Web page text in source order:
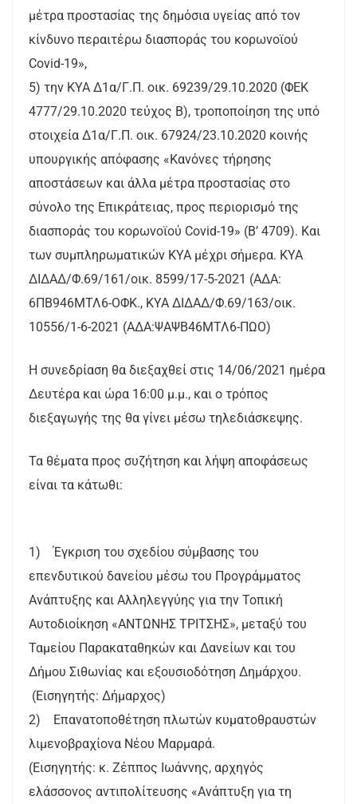
μέτρα προστασίας της δημόσια υγείας από τον
κίνδυνο περαιτέρω διασποράς του κορωνοϊού
Covid-19»,
5) την ΚΥΑ Δ1α/Γ.Π. οικ. 69239/29.10.2020 (ΦΕΚ
4777/29.10.2020 τεύχος Β), τροποποίηση της υπό
στοιχεία Δ1α/Γ.Π. οικ. 67924/23.10.2020 κοινής
υπουργικής απόφασης «Κανόνες τήρησης
αποστάσεων και άλλα μέτρα προστασίας στο
σύνολο της Επικράτειας, προς περιορισμό της
διασποράς του κορωνοϊού Covid-19» (Β’ 4709). Και
των συμπληρωματικών ΚΥΑ μέχρι σήμερα. ΚΥΑ
ΔΙΔΑΔ/Φ.69/161/οικ. 8599/17-5-2021 (ΑΔΑ:
6ΠΒ946ΜΤΛ6-ΟΦΚ., ΚΥΑ ΔΙΔΑΔ/Φ.69/163/οικ.
10556/1-6-2021 (ΑΔΑ:ΨΑΨΒ46ΜΤΛ6-ΠΩΟ)
Η συνεδρίαση θα διεξαχθεί στις 14/06/2021 ημέρα
Δευτέρα και ώρα 16:00 μ.μ., και ο τρόπος
διεξαγωγής της θα γίνει μέσω τηλεδιάσκεψης.
Τα θέματα προς συζήτηση και λήψη αποφάσεως
είναι τα κάτωθι:
1) Έγκριση του σχεδίου σύμβασης του
επενδυτικού δανείου μέσω του Προγράμματος
Ανάπτυξης και Αλληλεγγύης για την Τοπική
Αυτοδιοίκηση «ΑΝΤΩΝΗΣ ΤΡΙΤΣΗΣ», μεταξύ του
Ταμείου Παρακαταθηκών και Δανείων και του
Δήμου Σιθωνίας και εξουσιοδότηση Δημάρχου.
(Εισηγητής: Δήμαρχος)
2) Επανατοποθέτηση πλωτών κυματοθραυστών
λιμενοβραχίονα Νέου Μαρμαρά.
(Εισηγητής: κ. Ζέππος Ιωάννης, αρχηγός
ελάσσονος αντιπολίτευσης «Ανάπτυξη για τη